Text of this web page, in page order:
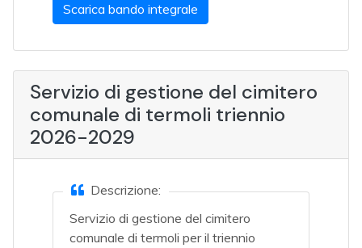
Scarica bando integrale
Servizio di gestione del cimitero
comunale di termoli triennio
2026-2029
Descrizione:
Servizio di gestione del cimitero
comunale di termoli per il triennio